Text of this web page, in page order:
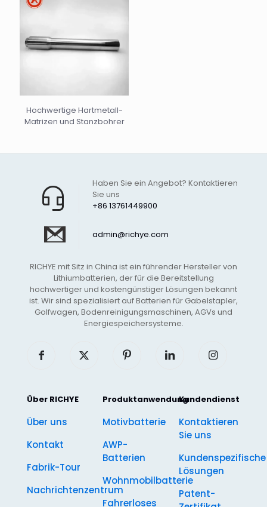
Hochwertige Hartmetall-
Matrizen und Stanzbohrer
+86 13761449900
Haben Sie ein Angebot? Kontaktieren
Sie uns
admin@richye.com
RICHYE mit Sitz in China ist ein führender Hersteller von
Lithiumbatterien, der für die Bereitstellung
hochwertiger und kostengünstiger Lösungen bekannt
ist. Wir sind spezialisiert auf Batterien für Gabelstapler,
Golfwagen, Bodenreinigungsmaschinen, AGVs und
Energiespeichersysteme.
Über RICHYE
Über uns
Kontakt
Fabrik-Tour
Nachrichtenzentrum
Produktanwendung
Motivbatterie
AWP-
Batterien
Wohnmobilbatterie
Fahrerloses
Kundendienst
Kontaktieren
Sie uns
Kundenspezifische
Lösungen
Patent-